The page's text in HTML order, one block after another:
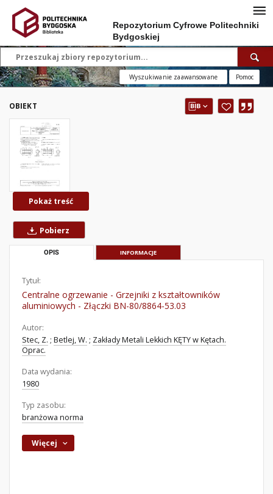
Repozytorium Cyfrowe Politechniki
Bydgoskiej
Wyszukiwanie zaawansowane Pomoc
OBIEKT
Pokaż treść
Pobierz
OPIS INFORMACJE
Tytuł:
Centralne ogrzewanie - Grzejniki z kształtowników
aluminiowych - Złączki BN-80/8864-53.03
Autor:
Stec, Z. ; Betlej, W. ; Zakłady Metali Lekkich KĘTY w Kętach.
Oprac.
Data wydania:
1980
Typ zasobu:
branżowa norma
Więcej